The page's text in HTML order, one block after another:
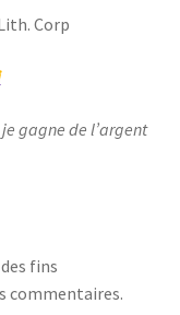
Corp
gagne de l’argent
fins
commentaires.